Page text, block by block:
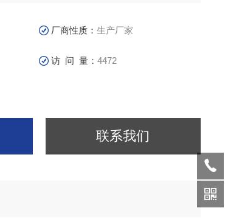
厂商性质：生产厂家
访 问 量：4472
联系我们